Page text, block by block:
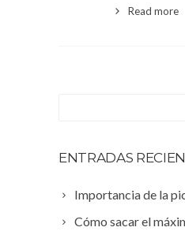
Read more
ENTRADAS
Importancia de la
Cómo sacar el